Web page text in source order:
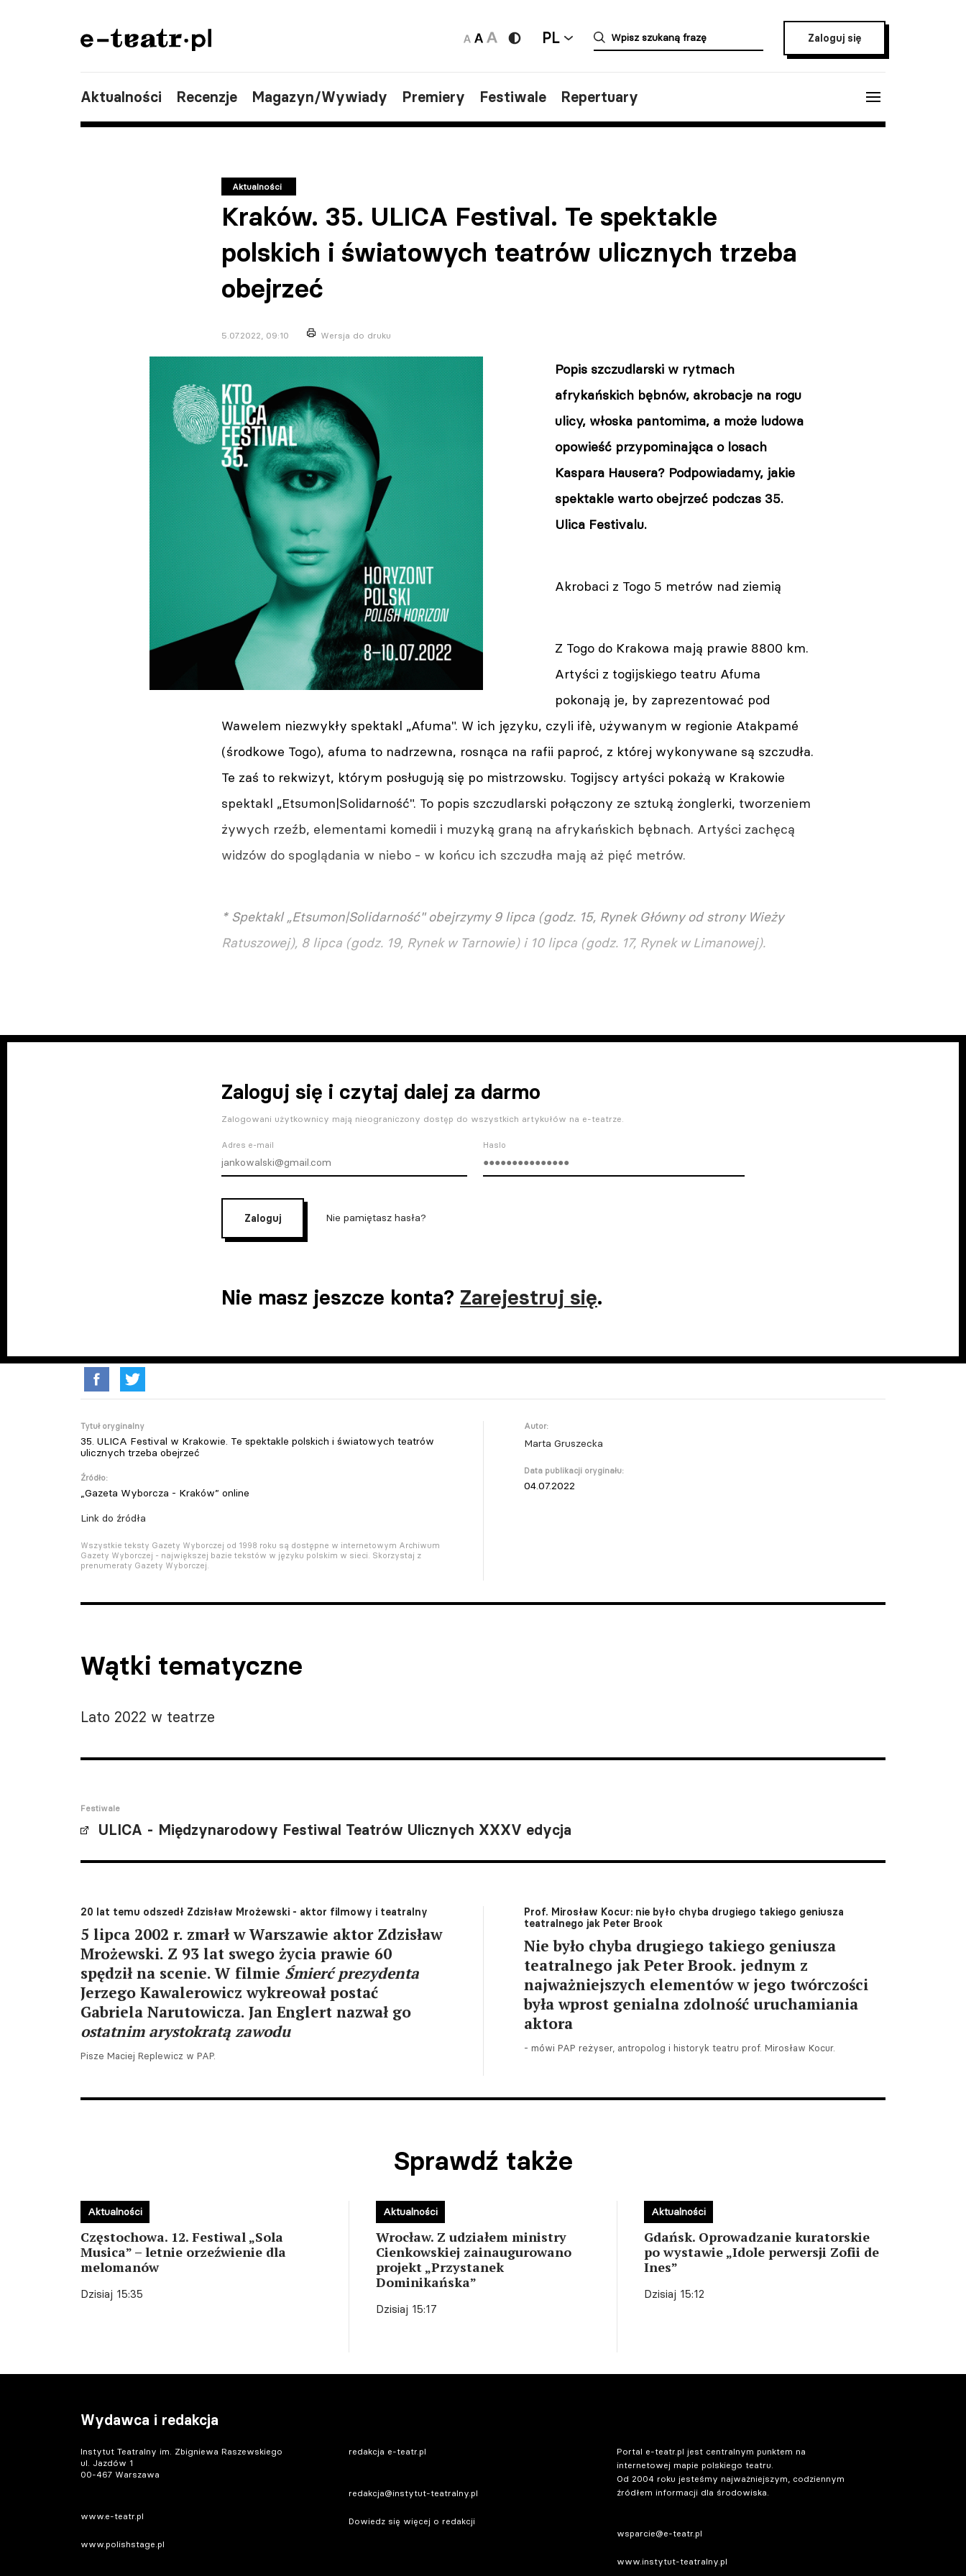
PL Zaloguj się
Aktualności Recenzje Magazyn/Wywiady Premiery Festiwale Repertuary
Aktualności
Kraków. 35. ULICA Festival. Te spektakle
polskich i światowych teatrów ulicznych trzeba
obejrzeć
5.07.2022, 09:10 Wersja do druku
Popis szczudlarski w rytmach
afrykańskich bębnów, akrobacje na rogu
ulicy, włoska pantomima, a może ludowa
opowieść przypominająca o losach
Kaspara Hausera? Podpowiadamy, jakie
spektakle warto obejrzeć podczas 35.
Ulica Festivalu.
Akrobaci z Togo 5 metrów nad ziemią
Z Togo do Krakowa mają prawie 8800 km.
Artyści z togijskiego teatru Afuma
pokonają je, by zaprezentować pod
Wawelem niezwykły spektakl „Afuma". W ich języku, czyli ifè, używanym w regionie Atakpamé
(środkowe Togo), afuma to nadrzewna, rosnąca na rafii paproć, z której wykonywane są szczudła.
Te zaś to rekwizyt, którym posługują się po mistrzowsku. Togijscy artyści pokażą w Krakowie
spektakl „Etsumon|Solidarność". To popis szczudlarski połączony ze sztuką żonglerki, tworzeniem
żywych rzeźb, elementami komedii i muzyką graną na afrykańskich bębnach. Artyści zachęcą
widzów do spoglądania w niebo - w końcu ich szczudła mają aż pięć metrów.
* Spektakl „Etsumon|Solidarność" obejrzymy 9 lipca (godz. 15, Rynek Główny od strony Wieży
Ratuszowej), 8 lipca (godz. 19, Rynek w Tarnowie) i 10 lipca (godz. 17, Rynek w Limanowej).
Zaloguj się i czytaj dalej za darmo
Zalogowani użytkownicy mają nieograniczony dostęp do wszystkich artykułów na e-teatrze.
Adres e-mail Haslo
Zaloguj Nie pamiętasz hasła?
Nie masz jeszcze konta? Zarejestruj się.
Tytuł oryginalny
35. ULICA Festival w Krakowie. Te spektakle polskich i światowych teatrów
ulicznych trzeba obejrzeć
Źródło:
„Gazeta Wyborcza - Kraków” online
Link do źródła
Wszystkie teksty Gazety Wyborczej od 1998 roku są dostępne w internetowym Archiwum
Gazety Wyborczej - największej bazie tekstów w języku polskim w sieci. Skorzystaj z
prenumeraty Gazety Wyborczej.
Autor:
Marta Gruszecka
Data publikacji oryginału:
04.07.2022
Wątki tematyczne
Lato 2022 w teatrze
Festiwale
ULICA - Międzynarodowy Festiwal Teatrów Ulicznych XXXV edycja
20 lat temu odszedł Zdzisław Mrożewski - aktor filmowy i teatralny
5 lipca 2002 r. zmarł w Warszawie aktor Zdzisław
Mrożewski. Z 93 lat swego życia prawie 60
spędził na scenie. W filmie Śmierć prezydenta
Jerzego Kawalerowicz wykreował postać
Gabriela Narutowicza. Jan Englert nazwał go
ostatnim arystokratą zawodu
Pisze Maciej Replewicz w PAP.
Prof. Mirosław Kocur: nie było chyba drugiego takiego geniusza
teatralnego jak Peter Brook
Nie było chyba drugiego takiego geniusza
teatralnego jak Peter Brook. jednym z
najważniejszych elementów w jego twórczości
była wprost genialna zdolność uruchamiania
aktora
- mówi PAP reżyser, antropolog i historyk teatru prof. Mirosław Kocur.
Sprawdź także
Częstochowa. 12. Festiwal „Sola
Musica” – letnie orzeźwienie dla
melomanów
Dzisiaj 15:35
Aktualności
Wrocław. Z udziałem ministry
Cienkowskiej zainaugurowano
projekt „Przystanek
Dominikańska”
Dzisiaj 15:17
Aktualności
Gdańsk. Oprowadzanie kuratorskie
po wystawie „Idole perwersji Zofii de
Ines”
Dzisiaj 15:12
Aktualności
Wydawca i redakcja
Instytut Teatralny im. Zbigniewa Raszewskiego
ul. Jazdów 1
00-467 Warszawa
www.e-teatr.pl
www.polishstage.pl
redakcja e-teatr.pl
redakcja@instytut-teatralny.pl
Dowiedz się więcej o redakcji
Portal e-teatr.pl jest centralnym punktem na
internetowej mapie polskiego teatru.
Od 2004 roku jesteśmy najważniejszym, codziennym
źródłem informacji dla środowiska.
wsparcie@e-teatr.pl
www.instytut-teatralny.pl